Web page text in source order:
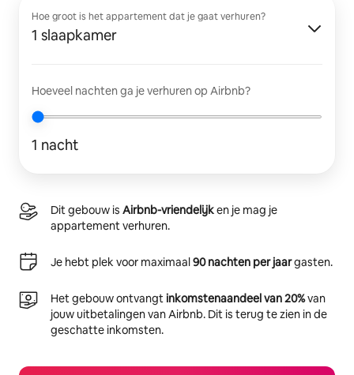
Hoe groot is het appartement dat je gaat verhuren?
1 slaapkamer
Hoeveel nachten ga je verhuren op Airbnb?
1 nacht
Dit gebouw is Airbnb-vriendelijken je mag je
appartement verhuren.
Je hebt plek voor maximaal90 nachten per jaargasten.
Het gebouw ontvangtinkomstenaandeel van 20%van
jouw uitbetalingen van Airbnb. Dit is terug te zien in de
geschatte inkomsten.